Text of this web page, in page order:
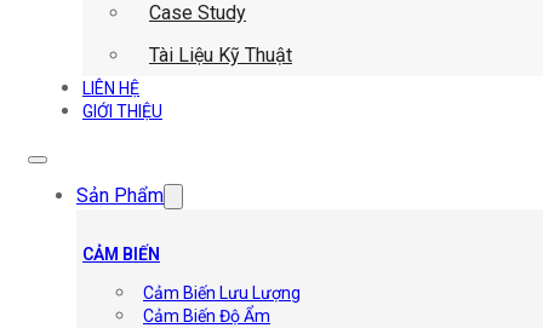
Case Study
Tài Liệu Kỹ Thuật
LIÊN HỆ
GIỚI THIỆU
Sản Phẩm
CẢM BIẾN
Cảm Biến Lưu Lượng
Cảm Biến Độ Ẩm